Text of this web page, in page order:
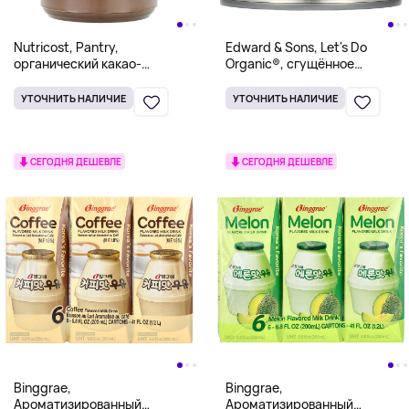
Nutricost, Pantry,
органический какао-
подсластителей, 680 г (24,3
унции)
УТОЧНИТЬ НАЛИЧИЕ
Edward & Sons, Let's Do
Organic®, сгущённое
карамель, 210 г (7,4 унции)
УТОЧНИТЬ НАЛИЧИЕ
СЕГОДНЯ ДЕШЕВЛЕ
Binggrae,
Ароматизированный
СЕГОДНЯ ДЕШЕВЛЕ
Binggrae,
Ароматизированный